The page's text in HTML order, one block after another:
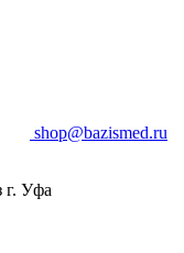
shop@bazismed.ru
г. Уфа